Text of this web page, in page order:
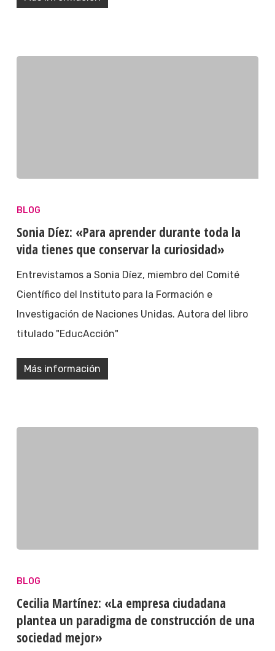
BLOG
Sonia Díez: «Para aprender durante toda la
vida tienes que conservar la curiosidad»
Entrevistamos a Sonia Díez, miembro del Comité
Científico del Instituto para la Formación e
Investigación de Naciones Unidas. Autora del libro
titulado "EducAcción"
Más información
BLOG
Cecilia Martínez: «La empresa ciudadana
plantea un paradigma de construcción de una
sociedad mejor»